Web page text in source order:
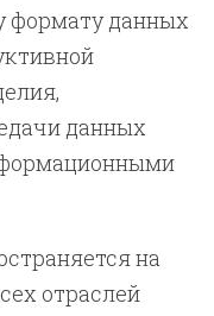
формату данных
данных
на
отраслей